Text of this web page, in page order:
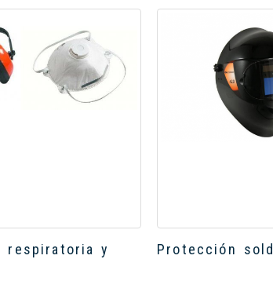
respiratoria y
Protección